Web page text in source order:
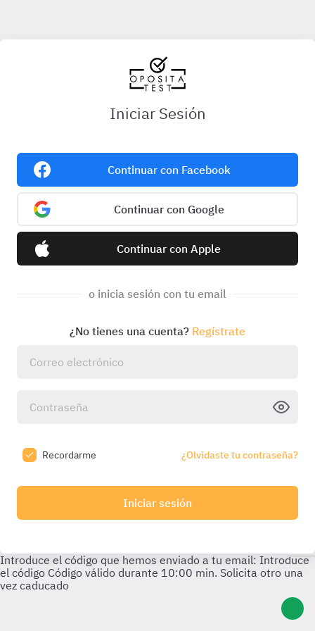
Iniciar Sesión
Continuar con Facebook
Continuar con Google
Continuar con Apple
o inicia sesión con tu email
¿No tienes una cuenta? Regístrate
Recordarme ¿Olvidaste tu contraseña?
Iniciar sesión
Introduce el código que hemos enviado a tu email: Introduce
el código Código válido durante 10:00 min. Solicita otro una
vez caducado